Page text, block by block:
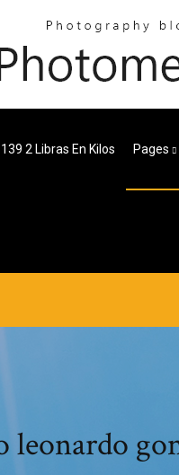
139 2 Libras En Kilos Pages
leonardo